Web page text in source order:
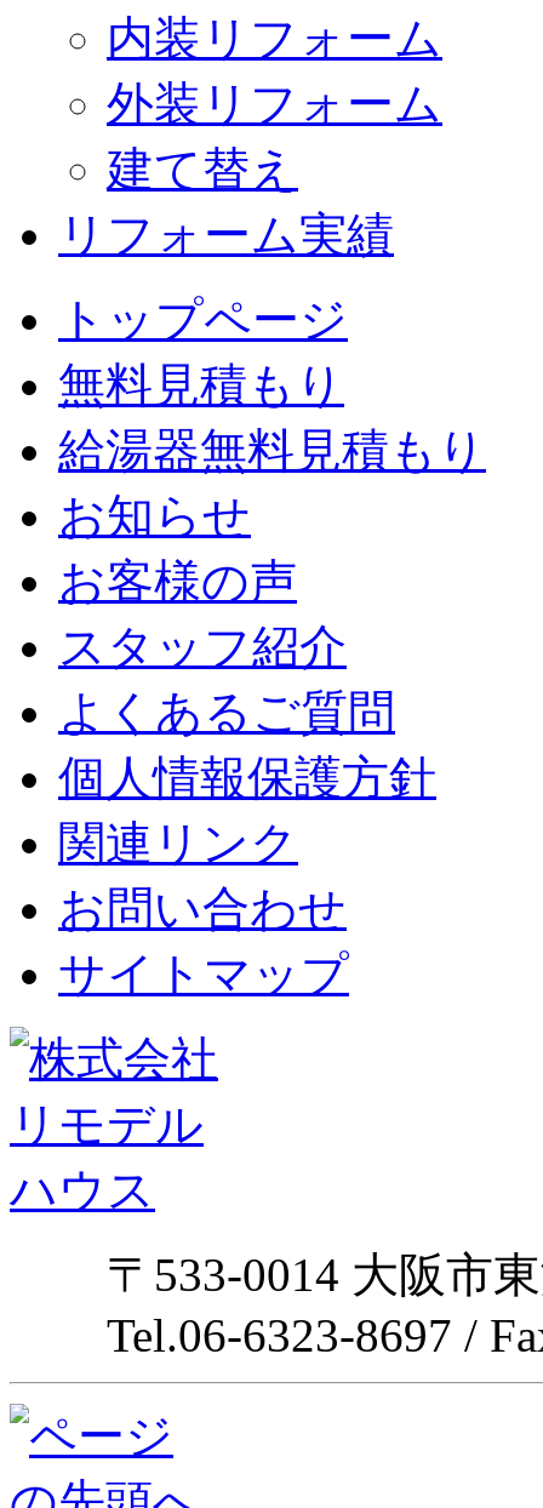
内装リフォーム
外装リフォーム
建て替え
リフォーム実績
トップページ
無料見積もり
給湯器無料見積もり
お知らせ
お客様の声
スタッフ紹介
よくあるご質問
個人情報保護方針
関連リンク
お問い合わせ
サイトマップ
〒533-0014 大阪市
Tel.06-6323-8697 /